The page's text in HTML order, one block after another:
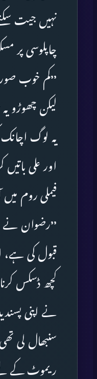
نہیں جیت
چاپلوسی پر
’’کم خوب
لیکن چھوڑو
یہ لوگ
اور علی
فیملی روم
’’رضوان نے
قبول کی
کچھ ڈسکس
نے اپنی
سنبھال لی
ریموٹ کے